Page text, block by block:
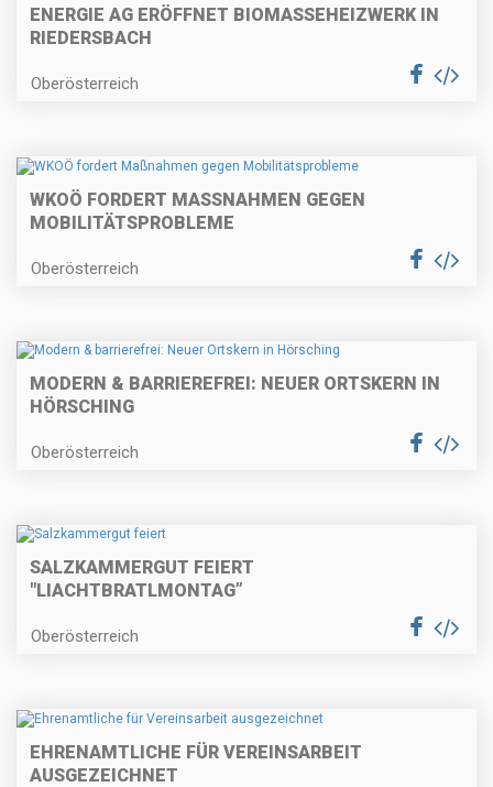
ENERGIE AG ERÖFFNET BIOMASSEHEIZWERK IN
RIEDERSBACH
Oberösterreich
WKOÖ FORDERT MASSNAHMEN GEGEN M
OBILITÄTSPROBLEME
Oberösterreich
MODERN & BARRIEREFREI: NEUER ORTSKERN IN
HÖRSCHING
Oberösterreich
SALZKAMMERGUT FEIERT
"LIACHTBRATLMONTAG”
Oberösterreich
EHRENAMTLICHE FÜR VEREINSARBEIT
AUSGEZEICHNET